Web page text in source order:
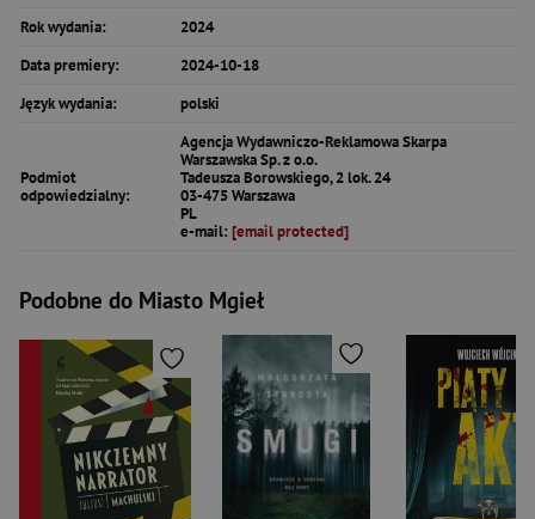
Rok wydania:
2024
Data premiery:
2024-10-18
Język wydania:
polski
Podmiot
odpowiedzialny:
Agencja Wydawniczo-Reklamowa Skarpa
Warszawska Sp. z o.o.
Tadeusza Borowskiego, 2 lok. 24
03-475 Warszawa
PL
e-mail: [email protected]
Podobne do Miasto Mgieł